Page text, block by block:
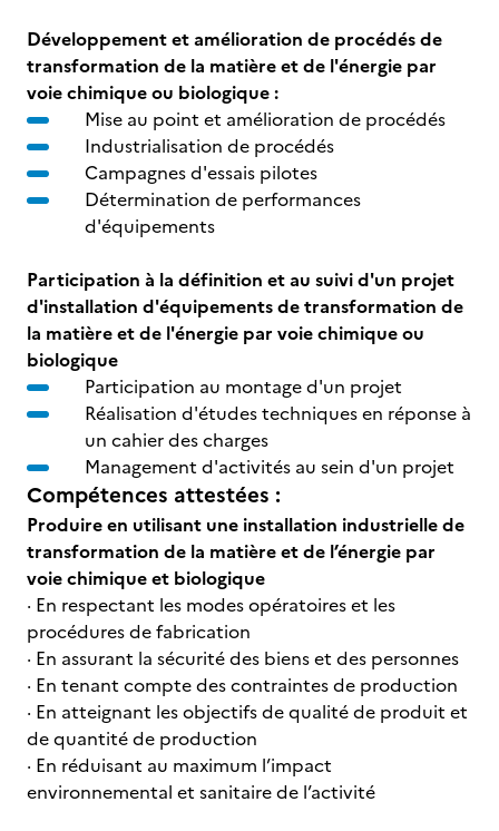
Développement et amélioration de procédés de
transformation de la matière et de l'énergie par
voie chimique ou biologique :
Mise au point et amélioration de procédés
Industrialisation de procédés
Campagnes d'essais pilotes
Détermination de performances
d'équipements
Participation à la définition et au suivi d'un projet
d'installation d'équipements de transformation de
la matière et de l'énergie par voie chimique ou
biologique
Participation au montage d'un projet
Réalisation d'études techniques en réponse à
un cahier des charges
Management d'activités au sein d'un projet
Compétences attestées :
Produire en utilisant une installation industrielle de
transformation de la matière et de l’énergie par
voie chimique et biologique
· En respectant les modes opératoires et les
procédures de fabrication
· En assurant la sécurité des biens et des personnes
· En tenant compte des contraintes de production
· En atteignant les objectifs de qualité de produit et
de quantité de production
· En réduisant au maximum l’impact
environnemental et sanitaire de l’activité